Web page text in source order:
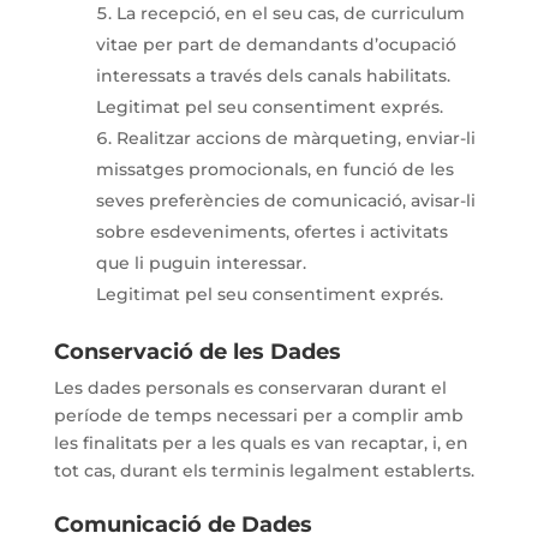
La recepció, en el seu cas, de curriculum
vitae per part de demandants d’ocupació
interessats a través dels canals habilitats.
Legitimat pel seu consentiment exprés.
Realitzar accions de màrqueting, enviar-li
missatges promocionals, en funció de les
seves preferències de comunicació, avisar-li
sobre esdeveniments, ofertes i activitats
que li puguin interessar.
Legitimat pel seu consentiment exprés.
Conservació de les Dades
Les dades personals es conservaran durant el
període de temps necessari per a complir amb
les finalitats per a les quals es van recaptar, i, en
tot cas, durant els terminis legalment establerts.
Comunicació de Dades